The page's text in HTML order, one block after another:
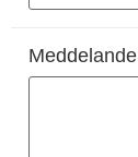
Meddelande